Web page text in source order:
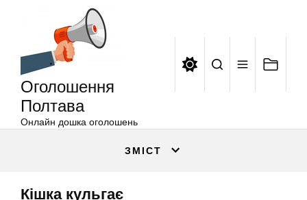
Оголошення
Полтава
Онлайн дошка оголошень
ЗМІСТ
Кішка кульгає